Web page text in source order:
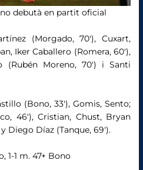
debutà en partit oficial
(Morgado, 70′), Cuxart,
Iker Caballero (Romera, 60′),
(Rubén Moreno, 70′) i Santi
(Bono, 33′), Gomis, Sento;
46′), Cristian, Chust, Bryan
Diego Díaz (Tanque, 69′).
1-1 m. 47+ Bono